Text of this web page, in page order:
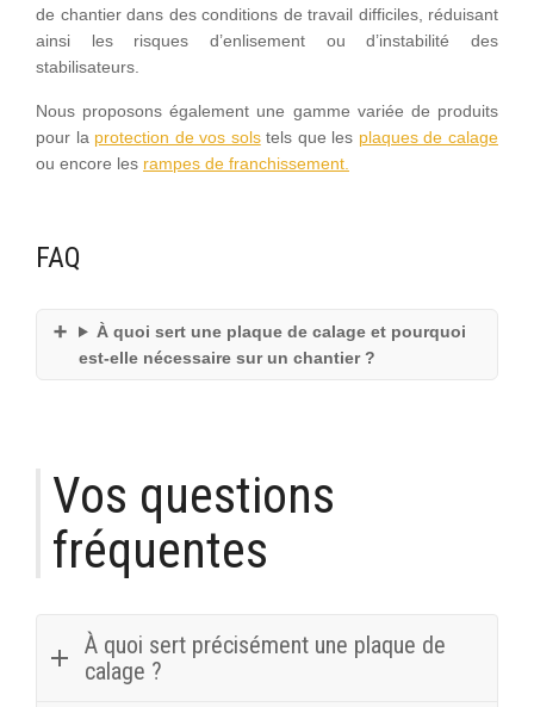
de chantier dans des conditions de travail difficiles, réduisant
ainsi les risques d’enlisement ou d’instabilité des
stabilisateurs.
Nous proposons également une gamme variée de produits
pour la protection de vos solstels que les plaques de calage
ou encore les rampes de franchissement.
FAQ
À quoi sert une plaque de calage et pourquoi
est-elle nécessaire sur un chantier ?
Vos questions
fréquentes
À quoi sert précisément une plaque de
calage ?